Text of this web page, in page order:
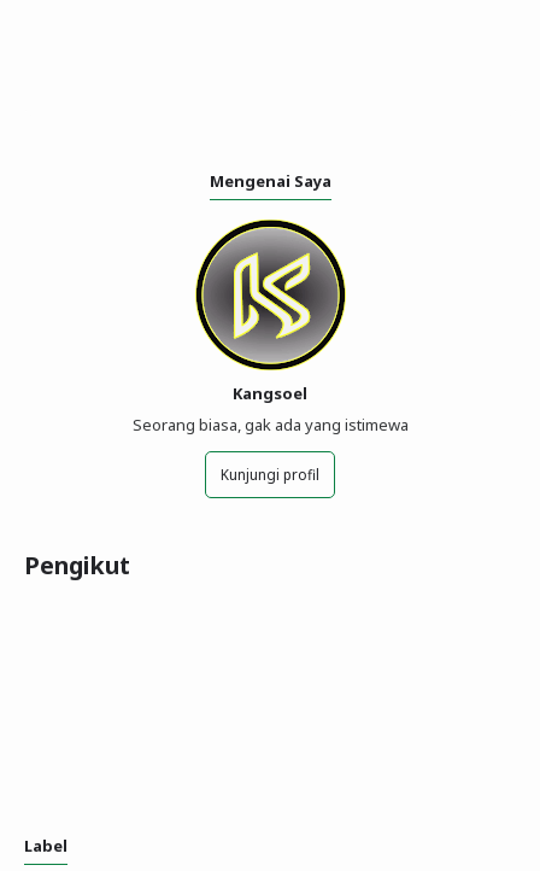
Mengenai Saya
Kangsoel
Seorang biasa, gak ada yang istimewa
Kunjungi profil
Pengikut
Label